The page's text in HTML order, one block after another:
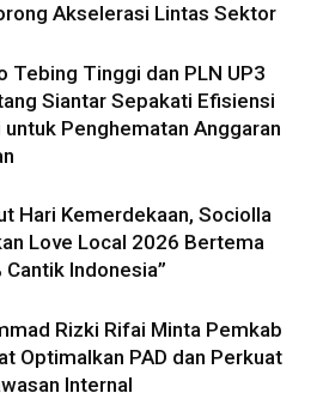
Akselerasi Lintas Sektor
Tebing Tinggi dan PLN UP3
Siantar Sepakati Efisiensi
untuk Penghematan Anggaran
Hari Kemerdekaan, Sociolla
Love Local 2026 Bertema
Cantik Indonesia”
Rizki Rifai Minta Pemkab
Optimalkan PAD dan Perkuat
Internal